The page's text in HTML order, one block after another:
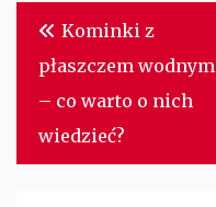
Nawigacja
wpisu
Kominki z
płaszczem wodnym
– co warto o nich
wiedzieć?